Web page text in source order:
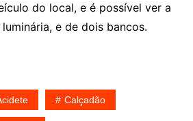
do local, e é possível ver a
e de dois bancos.
Calçadão